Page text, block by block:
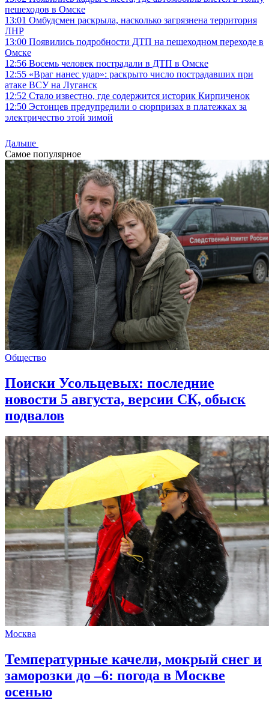
пешеходов в Омске
13:01 Омбудсмен раскрыла, насколько загрязнена территория
ЛНР
13:00 Появились подробности ДТП на пешеходном переходе в
Омске
12:56 Восемь человек пострадали в ДТП в Омске
12:55 «Враг нанес удар»: раскрыто число пострадавших при
атаке ВСУ на Луганск
12:52 Стало известно, где содержится историк Кирпиченок
12:50 Эстонцев предупредили о сюрпризах в платежках за
электричество этой зимой
Дальше
Самое популярное
Общество
Поиски Усольцевых: последние
новости 5 августа, версии СК, обыск
подвалов
Москва
Температурные качели, мокрый снег и
заморозки до –6: погода в Москве
осенью